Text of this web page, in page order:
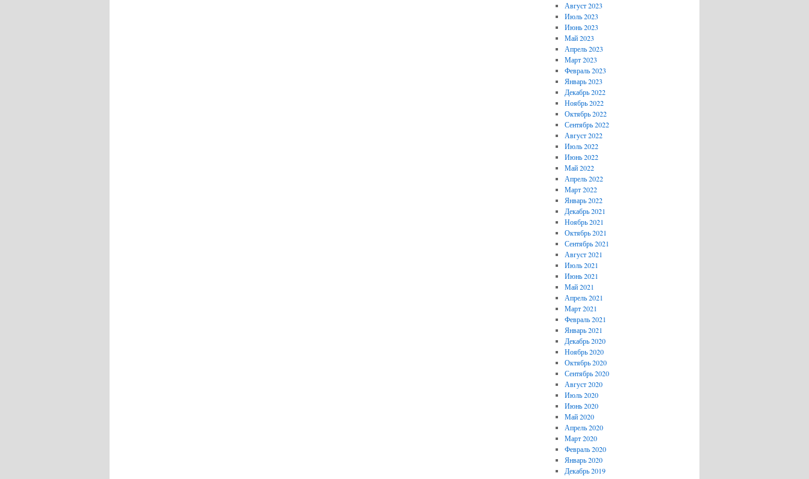
Август 2023
Июль 2023
Июнь 2023
Май 2023
Апрель 2023
Март 2023
Февраль 2023
Январь 2023
Декабрь 2022
Ноябрь 2022
Октябрь 2022
Сентябрь 2022
Август 2022
Июль 2022
Июнь 2022
Май 2022
Апрель 2022
Март 2022
Январь 2022
Декабрь 2021
Ноябрь 2021
Октябрь 2021
Сентябрь 2021
Август 2021
Июль 2021
Июнь 2021
Май 2021
Апрель 2021
Март 2021
Февраль 2021
Январь 2021
Декабрь 2020
Ноябрь 2020
Октябрь 2020
Сентябрь 2020
Август 2020
Июль 2020
Июнь 2020
Май 2020
Апрель 2020
Март 2020
Февраль 2020
Январь 2020
Декабрь 2019